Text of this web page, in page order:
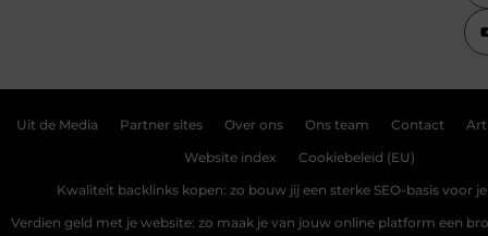
Uit de Media Partner sites Over ons Ons team Contact
Website index Cookiebeleid (EU)
Kwaliteit backlinks kopen: zo bouw jij een sterke SEO-basis voor
Verdien geld met je website: zo maak je van jouw online platform een